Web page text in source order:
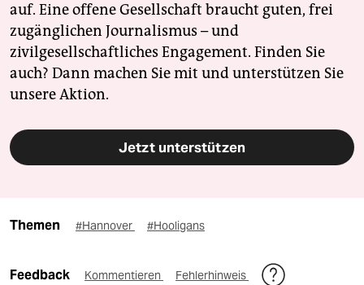
auf. Eine offene Gesellschaft braucht guten, frei
zugänglichen Journalismus – und
zivilgesellschaftliches Engagement. Finden Sie
auch? Dann machen Sie mit und unterstützen Sie
unsere Aktion.
Jetzt unterstützen
Themen #Hannover #Hooligans
Feedback Kommentieren Fehlerhinweis